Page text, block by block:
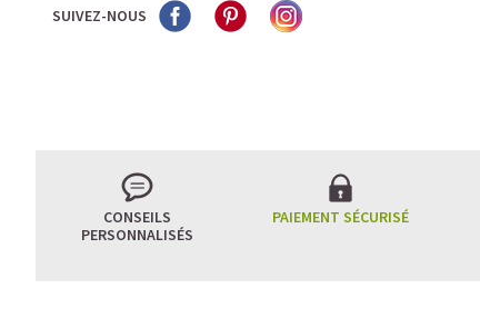
SUIVEZ-NOUS
CONSEILS
PERSONNALISÉS
PAIEMENT SÉCURISÉ